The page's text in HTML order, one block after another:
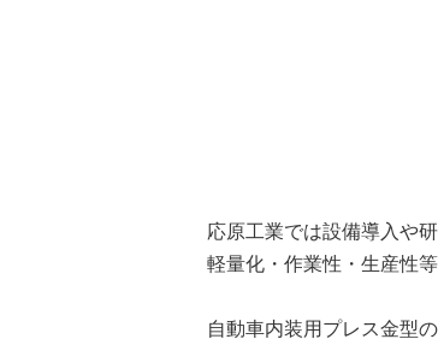
応原工業では設備導入や
軽量化・作業性・生産性
自動車内装用プレス金型